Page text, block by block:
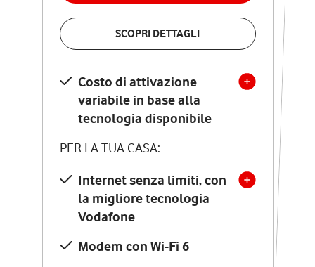
SCOPRI DETTAGLI
Costo di attivazione
variabile in base alla
tecnologia disponibile
PER LA TUA CASA:
Internet senza limiti, con
la migliore tecnologia
Vodafone
Modem con Wi-Fi 6
VERIFICA LA COPERTURA
Costo di attivazione
variabile in base alla
tecnologia disponibile
PER LA TUA CASA:
Internet senza limiti, con
la migliore tecnologia
Vodafone
Modem Seven con Wi-Fi 7
Chiamate illimitate verso
numeri fissi e mobili